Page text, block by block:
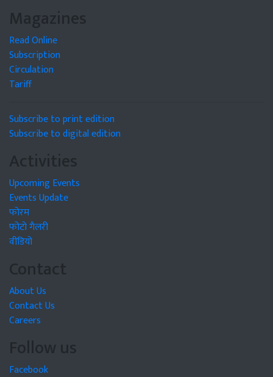
Magazines
Read Online
Subscription
Circulation
Tariff
Subscribe to print edition
Subscribe to digital edition
Activities
Upcoming Events
Events Update
फोरम
फोटो गैलरी
वीडियो
Contact
About Us
Contact Us
Careers
Follow us
Facebook